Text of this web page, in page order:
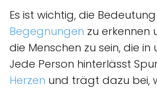
Es ist wichtig, die
Begegnungen zu
die Menschen zu sein, die in
Jede Person hinterlässt
Herzen und trägt dazu bei,